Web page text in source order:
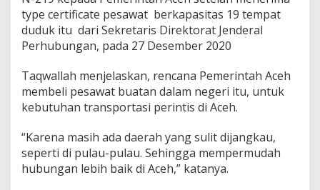
n
t
a
r
n
d
o
e
i
a
type certificate pesawat berkapasitas 19 tempat
duduk itu dari Sekretaris Direktorat Jenderal
Perhubungan, pada 27 Desember 2020
Taqwallah menjelaskan, rencana Pemerintah Aceh
membeli pesawat buatan dalam negeri itu, untuk
kebutuhan transportasi perintis di Aceh.
“Karena masih ada daerah yang sulit dijangkau,
seperti di pulau-pulau. Sehingga mempermudah
hubungan lebih baik di Aceh,” katanya.